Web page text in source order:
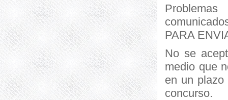
PARA
No se
medio que
en un
concurso.